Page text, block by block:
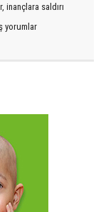
saldırı
yorumlar